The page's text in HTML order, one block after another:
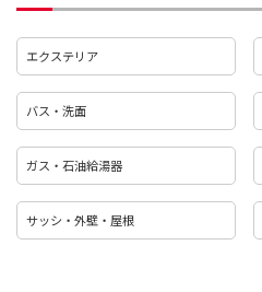
エクステリア
バス・洗面
ガス・石油給湯器
サッシ・外壁・屋根